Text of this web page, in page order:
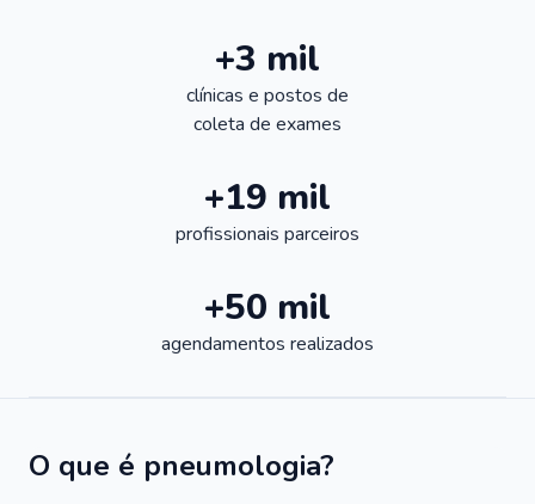
+3 mil
clínicas e postos de
coleta de exames
+19 mil
profissionais parceiros
+50 mil
agendamentos realizados
O que é pneumologia?